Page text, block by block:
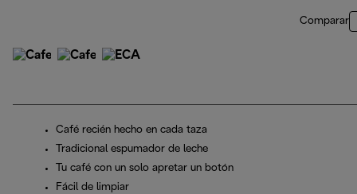
Comparar
Café recién hecho en cada taza
Tradicional espumador de leche
Tu café con un solo apretar un botón
Fácil de limpiar